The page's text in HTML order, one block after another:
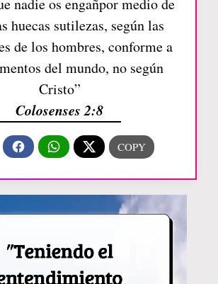
huecas sutilezas, según las
de los hombres, conforme a
del mundo, no según
Cristo”
Colosenses 2:8